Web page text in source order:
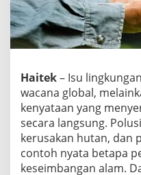
Haitek– Isu
wacana global,
kenyataan yang
secara langsung.
kerusakan hutan, dan
contoh nyata betapa
keseimbangan alam.